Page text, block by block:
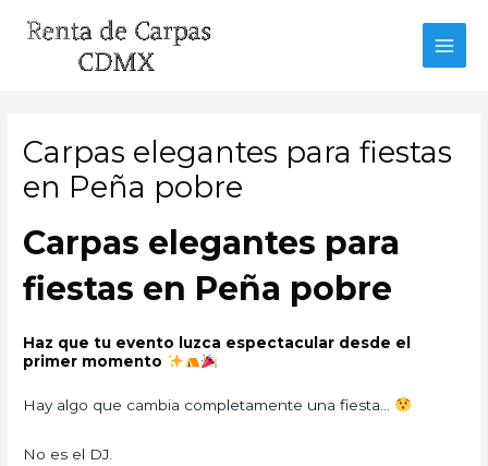
Carpas elegantes para fiestas
en Peña pobre
Carpas elegantes para
fiestas en Peña pobre
Haz que tu evento luzca espectacular desde el
primer momento
Hay algo que cambia completamente una fiesta…
No es el DJ.